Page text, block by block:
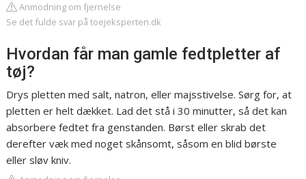
Anmodning om fjernelse
Se det fulde svar på toejeksperten.dk
Hvordan får man gamle fedtpletter af
tøj?
Drys pletten med salt, natron, eller majsstivelse. Sørg for, at
pletten er helt dækket. Lad det stå i 30 minutter, så det kan
absorbere fedtet fra genstanden. Børst eller skrab det
derefter væk med noget skånsomt, såsom en blid børste
eller sløv kniv.